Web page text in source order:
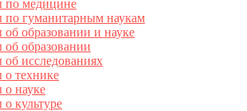
по медицине
гуманитарным наукам
образовании и науке
образовании
исследованиях
технике
науке
культуре